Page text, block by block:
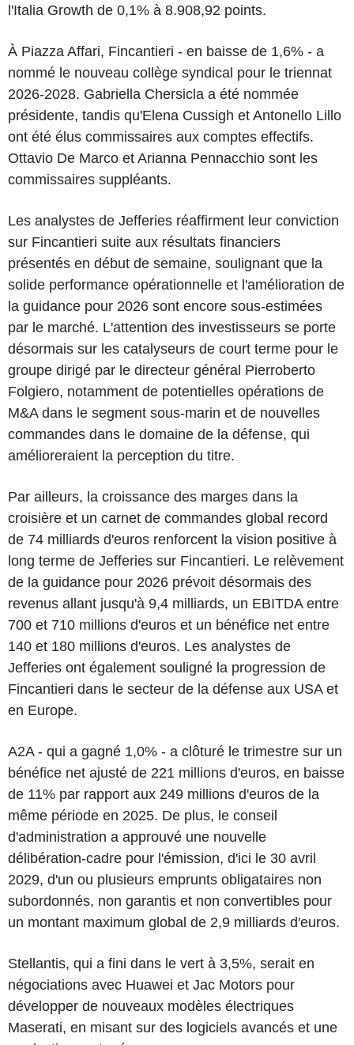
l'Italia Growth de 0,1% à 8.908,92 points.
À Piazza Affari, Fincantieri - en baisse de 1,6% - a
nommé le nouveau collège syndical pour le triennat
2026-2028. Gabriella Chersicla a été nommée
présidente, tandis qu'Elena Cussigh et Antonello Lillo
ont été élus commissaires aux comptes effectifs.
Ottavio De Marco et Arianna Pennacchio sont les
commissaires suppléants.
Les analystes de Jefferies réaffirment leur conviction
sur Fincantieri suite aux résultats financiers
présentés en début de semaine, soulignant que la
solide performance opérationnelle et l'amélioration de
la guidance pour 2026 sont encore sous-estimées
par le marché. L'attention des investisseurs se porte
désormais sur les catalyseurs de court terme pour le
groupe dirigé par le directeur général Pierroberto
Folgiero, notamment de potentielles opérations de
M&A dans le segment sous-marin et de nouvelles
commandes dans le domaine de la défense, qui
amélioreraient la perception du titre.
Par ailleurs, la croissance des marges dans la
croisière et un carnet de commandes global record
de 74 milliards d'euros renforcent la vision positive à
long terme de Jefferies sur Fincantieri. Le relèvement
de la guidance pour 2026 prévoit désormais des
revenus allant jusqu'à 9,4 milliards, un EBITDA entre
700 et 710 millions d'euros et un bénéfice net entre
140 et 180 millions d'euros. Les analystes de
Jefferies ont également souligné la progression de
Fincantieri dans le secteur de la défense aux USA et
en Europe.
A2A - qui a gagné 1,0% - a clôturé le trimestre sur un
bénéfice net ajusté de 221 millions d'euros, en baisse
de 11% par rapport aux 249 millions d'euros de la
même période en 2025. De plus, le conseil
d'administration a approuvé une nouvelle
délibération-cadre pour l'émission, d'ici le 30 avril
2029, d'un ou plusieurs emprunts obligataires non
subordonnés, non garantis et non convertibles pour
un montant maximum global de 2,9 milliards d'euros.
Stellantis, qui a fini dans le vert à 3,5%, serait en
négociations avec Huawei et Jac Motors pour
développer de nouveaux modèles électriques
Maserati, en misant sur des logiciels avancés et une